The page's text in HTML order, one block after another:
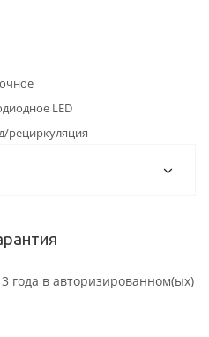
LED
рециркуляция
года в авторизированном(ых)